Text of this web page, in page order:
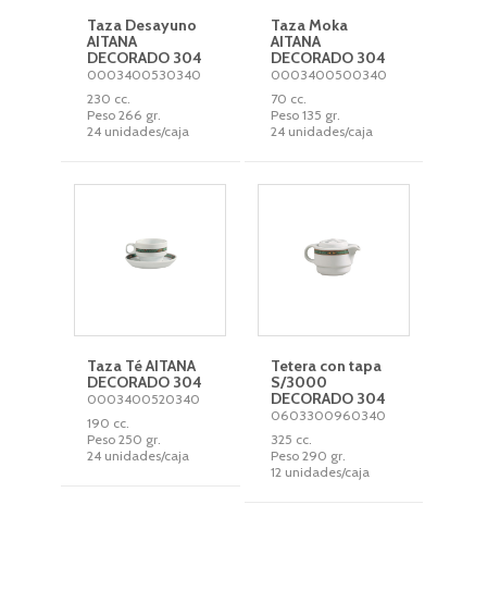
Taza Desayuno
AITANA
DECORADO 304
0003400530340
230 cc.
Peso 266 gr.
24 unidades/caja
Taza Moka
AITANA
DECORADO 304
0003400500340
70 cc.
Peso 135 gr.
24 unidades/caja
Taza Té AITANA
DECORADO 304
0003400520340
190 cc.
Peso 250 gr.
24 unidades/caja
Tetera con tapa
S/3000
DECORADO 304
0603300960340
325 cc.
Peso 290 gr.
12 unidades/caja